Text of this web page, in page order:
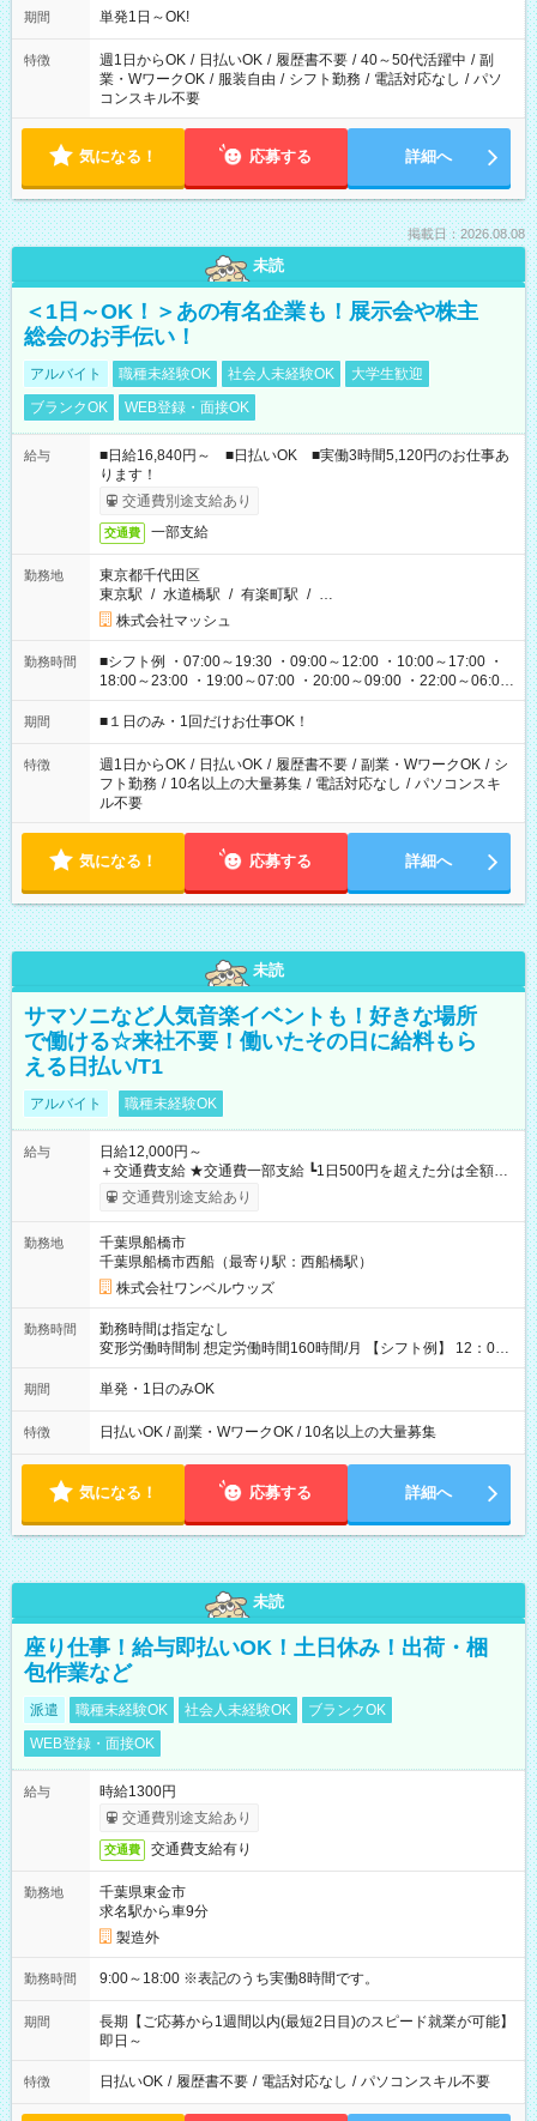
期間 単発1日～OK!
特徴 週1日からOK / 日払いOK / 履歴書不要 / 40～50代活躍中 / 副
業・WワークOK / 服装自由 / シフト勤務 / 電話対応なし / パソ
コンスキル不要
気になる！ 応募する 詳細へ
掲載日：2026.08.08
未読
＜1日～OK！＞あの有名企業も！展示会や株主
総会のお手伝い！
アルバイト 職種未経験OK 社会人未経験OK
大学生歓迎
ブランクOK
WEB登録・面接OK
給与
■日給16,840円～ ■日払いOK ■実働3時間5,120円のお仕事あ
ります！
交通費別途支給あり
交通費 一部支給
勤務地
東京都千代田区
東京駅 / 水道橋駅 / 有楽町駅 / …
株式会社マッシュ
勤務時間
■シフト例 ・07:00～19:30 ・09:00～12:00 ・10:00～17:00 ・
18:00～23:00 ・19:00～07:00 ・20:00～09:00 ・22:00～06:00
etc ★最短で3時間で5,120円のお仕事から 15時間で2万円近く稼
げるお仕事も！ ご希望のお時間に合わせてご紹介！ ※シフトは
ください！
期間 ■１日のみ・1回だけお仕事OK！
特徴 週1日からOK / 日払いOK / 履歴書不要 / 副業・WワークOK / シ
フト勤務 / 10名以上の大量募集 / 電話対応なし / パソコンスキ
ル不要
気になる！ 応募する 詳細へ
未読
サマソニなど人気音楽イベントも！好きな場所
で働ける☆来社不要！働いたその日に給料もら
える日払い/T1
アルバイト 職種未経験OK
給与
日給12,000円～
＋交通費支給 ★交通費一部支給 ┗1日500円を超えた分は全額支
給！ ※往復500円以内の方は自己負担となります ★日払いOK！
（規定あり） ┗働いたその日に現金GET♪ お仕事後はコンビニ
なし
交通費別途支給あり
勤務地
千葉県船橋市
千葉県船橋市西船（最寄り駅：西船橋駅）
株式会社ワンベルウッズ
勤務時間
勤務時間は指定なし
変形労働時間制 想定労働時間160時間/月 【シフト例】 12：00
～22：00
期間 単発・1日のみOK
特徴 日払いOK / 副業・WワークOK / 10名以上の大量募集
気になる！ 応募する 詳細へ
未読
座り仕事！給与即払いOK！土日休み！出荷・梱
包作業など
派遣 職種未経験OK 社会人未経験OK
ブランクOK
WEB登録・面接OK
給与
時給1300円
交通費別途支給あり
交通費 交通費支給有り
勤務地
千葉県東金市
求名駅から車9分
製造外
勤務時間 9:00～18:00 ※表記のうち実働8時間です。
期間
長期【ご応募から1週間以内(最短2日目)のスピード就業が可能】
即日～
特徴 日払いOK / 履歴書不要 / 電話対応なし / パソコンスキル不要